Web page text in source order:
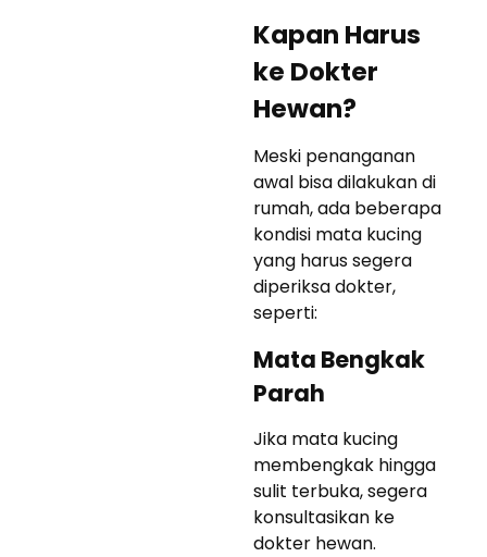
Kapan Harus
ke Dokter
Hewan?
Meski penanganan
awal bisa dilakukan di
rumah, ada beberapa
kondisi mata kucing
yang harus segera
diperiksa dokter,
seperti:
Mata Bengkak
Parah
Jika mata kucing
membengkak hingga
sulit terbuka, segera
konsultasikan ke
dokter hewan.